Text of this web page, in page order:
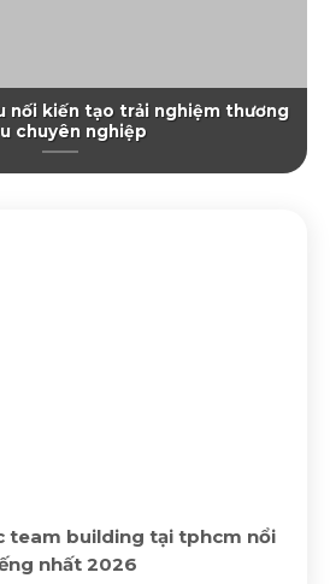
nối kiến tạo trải nghiệm thương
chuyên nghiệp
team building tại tphcm nổi
nhất 2026